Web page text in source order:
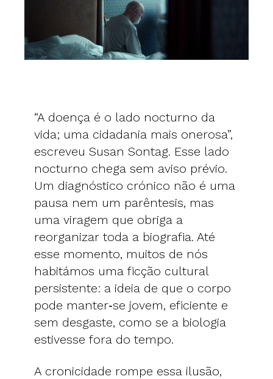
“A doença é o lado nocturno da
vida; uma cidadania mais onerosa”,
escreveu Susan Sontag. Esse lado
nocturno chega sem aviso prévio.
Um diagnóstico crónico não é uma
pausa nem um parêntesis, mas
uma viragem que obriga a
reorganizar toda a biografia. Até
esse momento, muitos de nós
habitámos uma ficção cultural
persistente: a ideia de que o corpo
pode manter‑se jovem, eficiente e
sem desgaste, como se a biologia
estivesse fora do tempo.
A cronicidade rompe essa ilusão,